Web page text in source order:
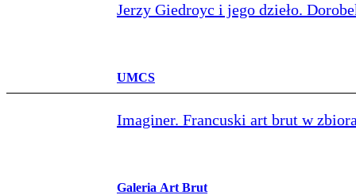
Jerzy Giedroyc i jego dzieło.
UMCS
Imaginer. Francuski art brut w
Galeria Art Brut